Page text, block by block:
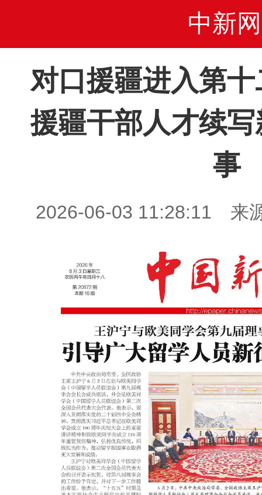
中新网
对口援疆进入第
援疆干部人才续
事
2026-06-03 11:28:11 来